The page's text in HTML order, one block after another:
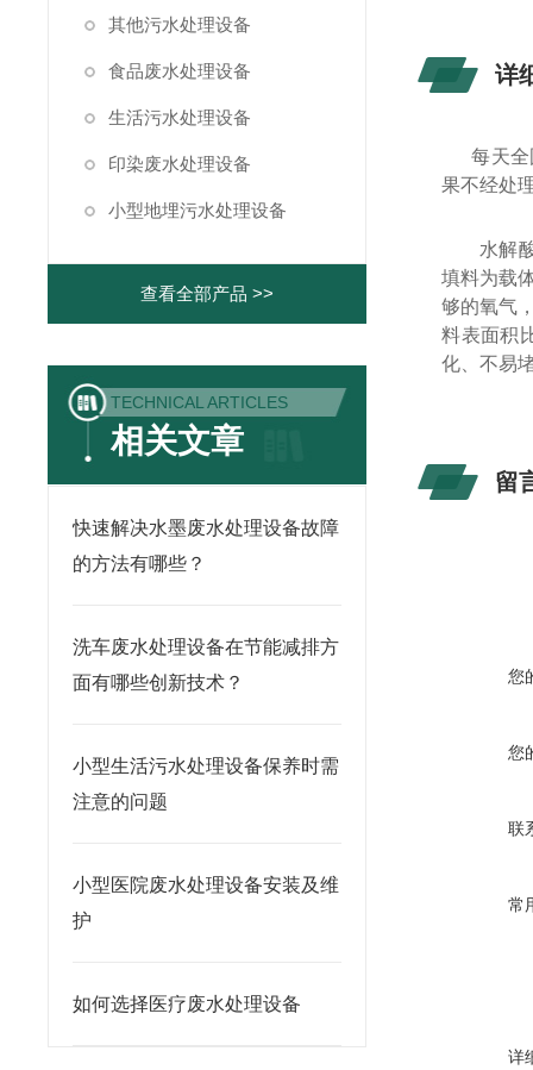
其他污水处理设备
食品废水处理设备
生活污水处理设备
印染废水处理设备
小型地埋污水处理设备
查看全部产品 >>
TECHNICAL ARTICLES
相关文章
快速解决水墨废水处理设备故障
的方法有哪些？
洗车废水处理设备在节能减排方
面有哪些创新技术？
小型生活污水处理设备保养时需
注意的问题
小型医院废水处理设备安装及维
护
如何选择医疗废水处理设备
详
每天
果不经处
水解
填料为载
够的氧气
料表面积
化、不易
留
您
您
联
常
详